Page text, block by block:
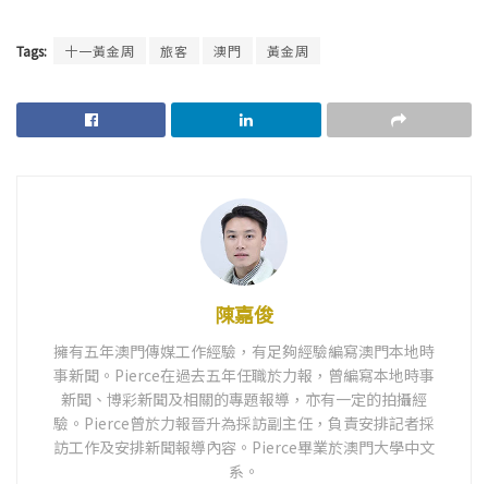
Tags: 十一黃金周 旅客 澳門 黃金周
陳嘉俊
擁有五年澳門傳媒工作經驗，有足夠經驗編寫澳門本地時
事新聞。Pierce在過去五年任職於力報，曾編寫本地時事
新聞、博彩新聞及相關的專題報導，亦有一定的拍攝經
驗。Pierce曾於力報晉升為採訪副主任，負責安排記者採
訪工作及安排新聞報導內容。Pierce畢業於澳門大學中文
系。